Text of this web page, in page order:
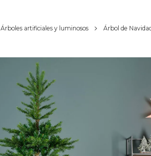
Árboles artificiales y luminosos Árbol de